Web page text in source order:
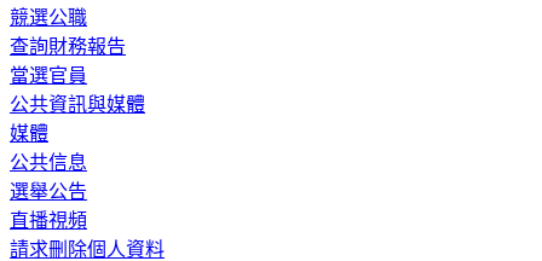
競選公職
查詢財務報告
當選官員
公共資訊與媒體
媒體
公共信息
選舉公告
直播視頻
請求刪除個人資料